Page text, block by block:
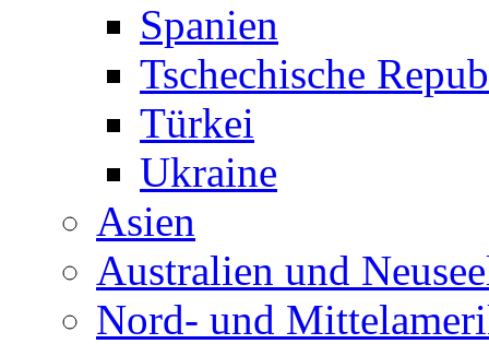
Spanien
Tschechische
Türkei
Ukraine
Asien
Australien und
Nord- und